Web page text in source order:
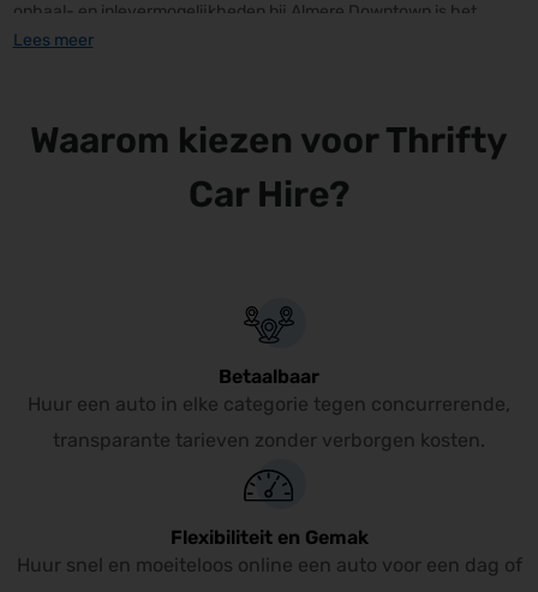
ophaal- en inlevermogelijkheden bij Almere Downtown is het
verkennen van Almere en het terugbrengen wanneer je maar wilt
Lees meer
Waarom kiezen voor Thrifty
Car Hire?
Betaalbaar
Huur een auto in elke categorie tegen concurrerende,
transparante tarieven zonder verborgen kosten.
Flexibiliteit en Gemak
Huur snel en moeiteloos online een auto voor een dag of